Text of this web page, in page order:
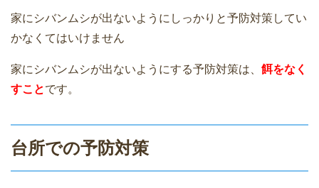
家にシバンムシが出ないようにしっかりと予防対策してい
かなくてはいけません
家にシバンムシが出ないようにする予防対策は、 餌をなく
すことです。
台所での予防対策